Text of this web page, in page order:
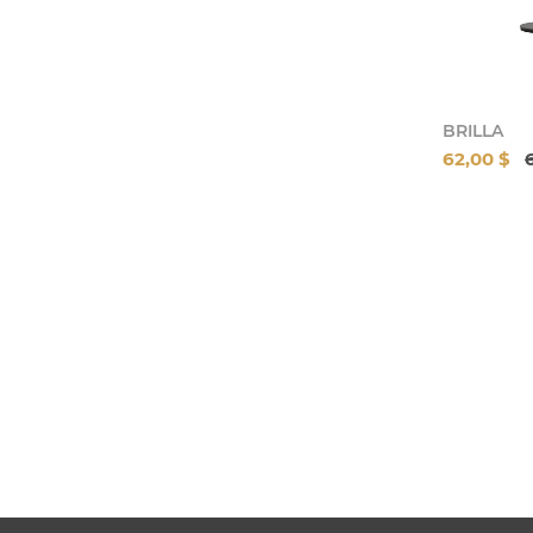
BRILLA
62,00 $